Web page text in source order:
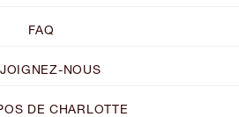
FAQ
NOUS
DE CHARLOTTE